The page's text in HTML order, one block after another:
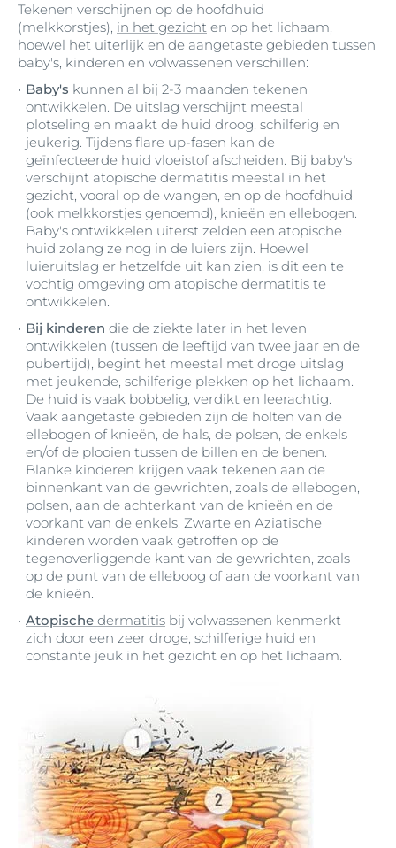
Tekenen verschijnen op de hoofdhuid
(melkkorstjes), in het gezicht en op het lichaam,
hoewel het uiterlijk en de aangetaste gebieden tussen
baby's, kinderen en volwassenen verschillen:
Baby's kunnen al bij 2-3 maanden tekenen
ontwikkelen. De uitslag verschijnt meestal
plotseling en maakt de huid droog, schilferig en
jeukerig. Tijdens flare up-fasen kan de
geïnfecteerde huid vloeistof afscheiden. Bij baby's
verschijnt atopische dermatitis meestal in het
gezicht, vooral op de wangen, en op de hoofdhuid
(ook melkkorstjes genoemd), knieën en ellebogen.
Baby's ontwikkelen uiterst zelden een atopische
huid zolang ze nog in de luiers zijn. Hoewel
luieruitslag er hetzelfde uit kan zien, is dit een te
vochtig omgeving om atopische dermatitis te
ontwikkelen.
Bij kinderen die de ziekte later in het leven
ontwikkelen (tussen de leeftijd van twee jaar en de
pubertijd), begint het meestal met droge uitslag
met jeukende, schilferige plekken op het lichaam.
De huid is vaak bobbelig, verdikt en leerachtig.
Vaak aangetaste gebieden zijn de holten van de
ellebogen of knieën, de hals, de polsen, de enkels
en/of de plooien tussen de billen en de benen.
Blanke kinderen krijgen vaak tekenen aan de
binnenkant van de gewrichten, zoals de ellebogen,
polsen, aan de achterkant van de knieën en de
voorkant van de enkels. Zwarte en Aziatische
kinderen worden vaak getroffen op de
tegenoverliggende kant van de gewrichten, zoals
op de punt van de elleboog of aan de voorkant van
de knieën.
Atopische dermatitis bij volwassenen kenmerkt
zich door een zeer droge, schilferige huid en
constante jeuk in het gezicht en op het lichaam.